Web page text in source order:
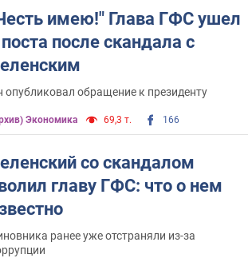
имею!" Глава ГФС ушел
после скандала с
опубликовал обращение к президенту
Экономика 69,3 т. 166
со скандалом
главу ГФС: что о нем
ранее уже отстраняли из-за